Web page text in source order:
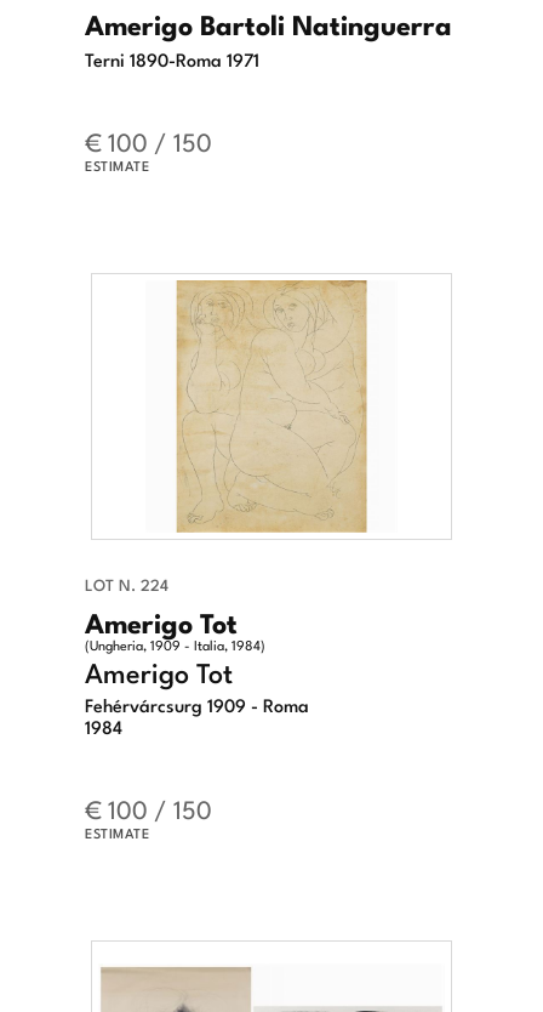
Amerigo Bartoli Natinguerra
Terni 1890-Roma 1971
€ 100 / 150
ESTIMATE
LOT N. 224
Amerigo Tot
(Ungheria, 1909 - Italia, 1984)
Amerigo Tot
Fehérvárcsurg 1909 - Roma
1984
€ 100 / 150
ESTIMATE